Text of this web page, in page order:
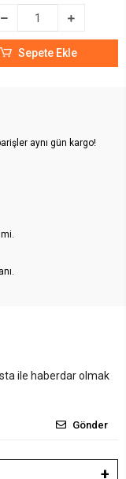
Sepete Ekle
aynı gün kargo!
ile haberdar olmak
Gönder